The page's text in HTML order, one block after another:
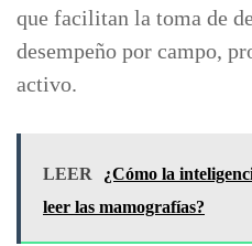
que facilitan la toma de
desempeño por campo,
activo.
LEER
¿Cómo la
leer las mamografías?